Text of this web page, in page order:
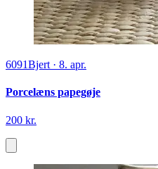
6091Bjert · 8. apr.
Porcelæns papegøje
200 kr.